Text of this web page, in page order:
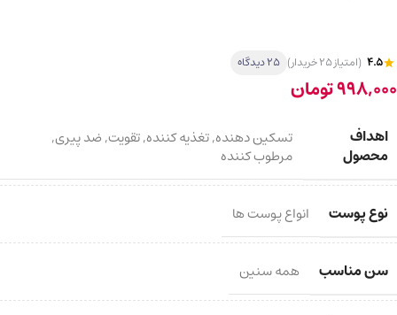
4.5 (امتیاز 25 خریدار) 25 دیدگاه
998,000تومان
اهداف
محصول
تسکین دهنده,تغذیه کننده,تقویت,ضد پیری,
مرطوب کننده
نوع پوست انواع پوست ها
سن مناسب همه سنین